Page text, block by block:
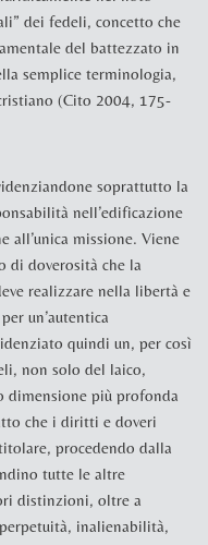
dei fedeli, concetto che
del battezzato in
semplice terminologia,
(Cito 2004, 175-
soprattutto la
nell’edificazione
all’unica missione. Viene
di doverosità che la
realizzare nella libertà e
un’autentica
quindi un, per così
non solo del laico,
dimensione più profonda
che i diritti e doveri
procedendo dalla
tutte le altre
distinzioni, oltre a
inalienabilità,